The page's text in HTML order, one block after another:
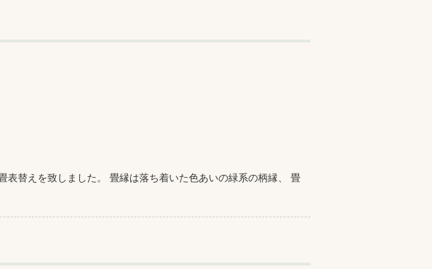
表替えを致しました。 畳縁は落ち着いた色あいの緑系の柄縁、 畳